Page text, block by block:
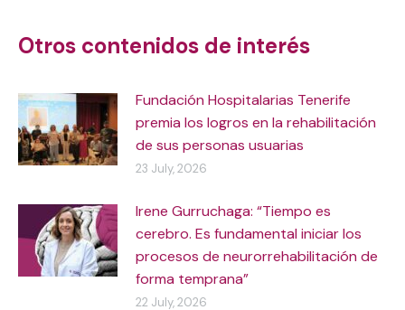
Otros contenidos de interés
Fundación Hospitalarias Tenerife
premia los logros en la rehabilitación
de sus personas usuarias
23 July, 2026
Irene Gurruchaga: “Tiempo es
cerebro. Es fundamental iniciar los
procesos de neurorrehabilitación de
forma temprana”
22 July, 2026